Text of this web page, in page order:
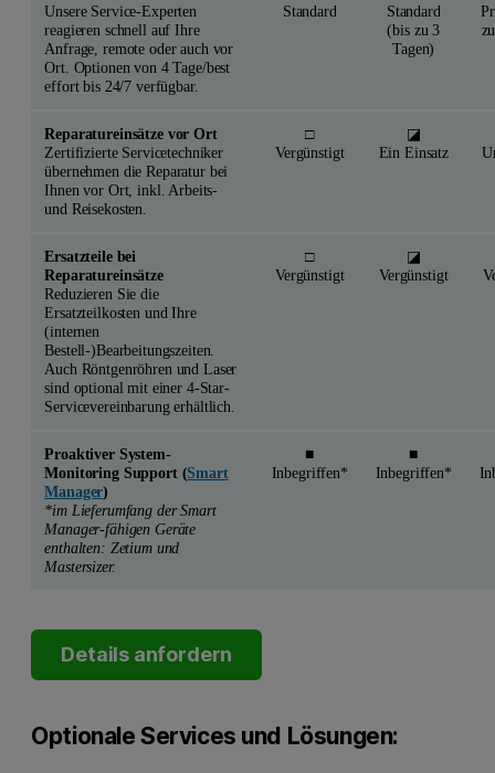
Unsere Service-Experten
reagieren schnell auf Ihre
Anfrage, remote oder auch vor
Ort. Optionen von 4 Tage/best
effort bis 24/7 verfügbar.
Standard
Standard
(bis zu 3
Tagen)
Reparatureinsätze vor Ort
Zertifizierte Servicetechniker
übernehmen die Reparatur bei
Ihnen vor Ort, inkl. Arbeits-
und Reisekosten.
□
Vergünstigt
◪
Ein Einsatz
Ersatzteile bei
Reparatureinsätze
Reduzieren Sie die
Ersatzteilkosten und Ihre
(internen
Bestell-)Bearbeitungszeiten.
Auch Röntgenröhren und Laser
sind optional mit einer 4-Star-
Servicevereinbarung erhältlich.
□
Vergünstigt
◪
Vergünstigt
Proaktiver System-
Monitoring Support (Smart
Manager)
*im Lieferumfang der Smart
Manager-fähigen Geräte
enthalten: Zetium und
Mastersizer.
■
Inbegriffen*
■
Inbegriffen*
Details anfordern
Optionale Services und Lösungen: